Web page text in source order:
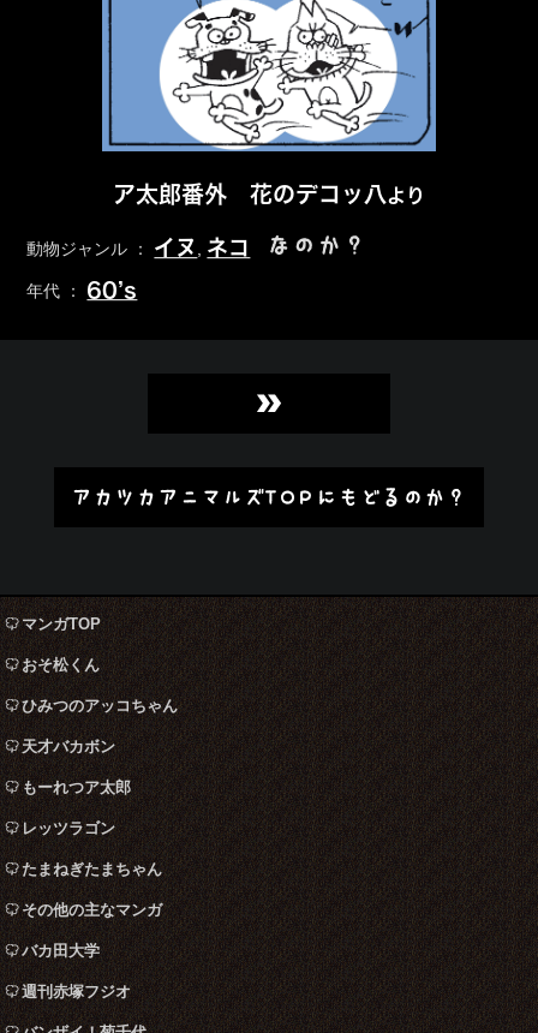
ア太郎番外 花のデコッ八より
動物ジャンル ： イヌ , ネコ なのか？
年代 ： 60’s
»
アカツカアニマルズTOPにもどるのか？
マンガTOP
おそ松くん
ひみつのアッコちゃん
天才バカボン
もーれつア太郎
レッツラゴン
たまねぎたまちゃん
その他の主なマンガ
バカ田大学
週刊赤塚フジオ